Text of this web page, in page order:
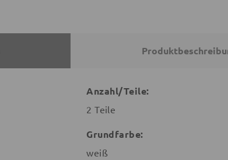
Anzahl/Teile:
2 Teile
Grundfarbe:
weiß